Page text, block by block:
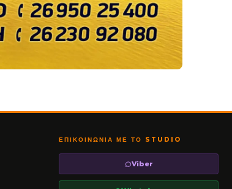
ΕΠΙΚΟΙΝΩΝΊΑ ΜΕ ΤΟ STUDIO
Viber